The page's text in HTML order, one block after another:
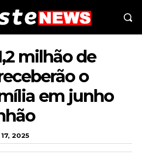
milhão de
o
em junho
2025